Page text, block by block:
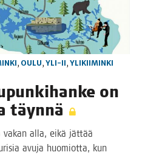
, OULU, YLI-II, YLIKIIMINKI
on
täynnä
alla, eikä jät­tää
avu­ja huo­miot­ta, kun